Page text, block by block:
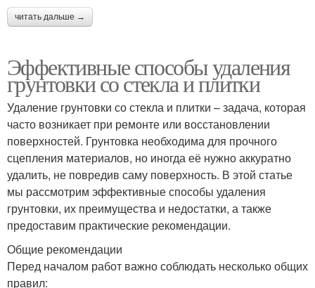
читать дальше →
Эффективные способы удаления
грунтовки со стекла и плитки
Удаление грунтовки со стекла и плитки – задача, которая
часто возникает при ремонте или восстановлении
поверхностей. Грунтовка необходима для прочного
сцепления материалов, но иногда её нужно аккуратно
удалить, не повредив саму поверхность. В этой статье
мы рассмотрим эффективные способы удаления
грунтовки, их преимущества и недостатки, а также
предоставим практические рекомендации.
Общие рекомендации
Перед началом работ важно соблюдать несколько общих
правил: